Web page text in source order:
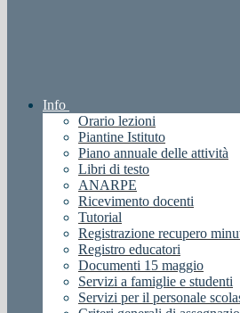
Info
Orario lezioni
Piantine Istituto
Piano annuale delle attività
Libri di testo
ANARPE
Ricevimento docenti
Tutorial
Registrazione recupero
Registro educatori
Documenti 15 maggio
Servizi a famiglie e studenti
Servizi per il personale